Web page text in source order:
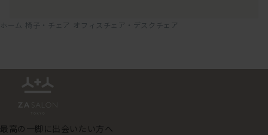
ホーム 椅子・チェア オフィスチェア・デスクチェア
最高の一脚に出会いたい方へ